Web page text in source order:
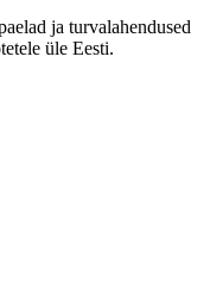
ja turvalahendused
üle Eesti.